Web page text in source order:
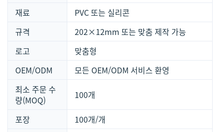
재료
PVC 또는 실리콘
규격
202×12mm 또는 맞춤 제작 가능
로고
맞춤형
OEM/ODM
모든 OEM/ODM 서비스 환영
최소 주문 수
량(MOQ)
100개
포장
100개/개